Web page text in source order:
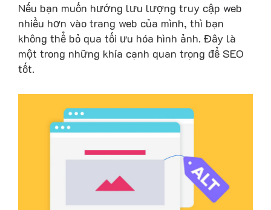
Nếu bạn muốn hướng lưu lượng truy cập web
nhiều hơn vào trang web của mình, thì bạn
không thể bỏ qua tối ưu hóa hình ảnh. Đây là
một trong những khía cạnh quan trọng để SEO
tốt.